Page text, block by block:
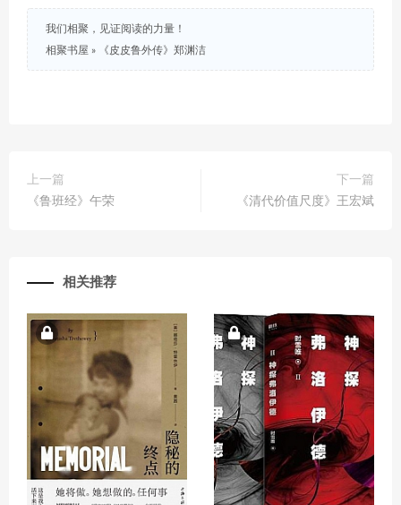
我们相聚，见证阅读的力量！
相聚书屋 » 《皮皮鲁外传》郑渊洁
上一篇
《鲁班经》午荣
下一篇
《清代价值尺度》王宏斌
相关推荐